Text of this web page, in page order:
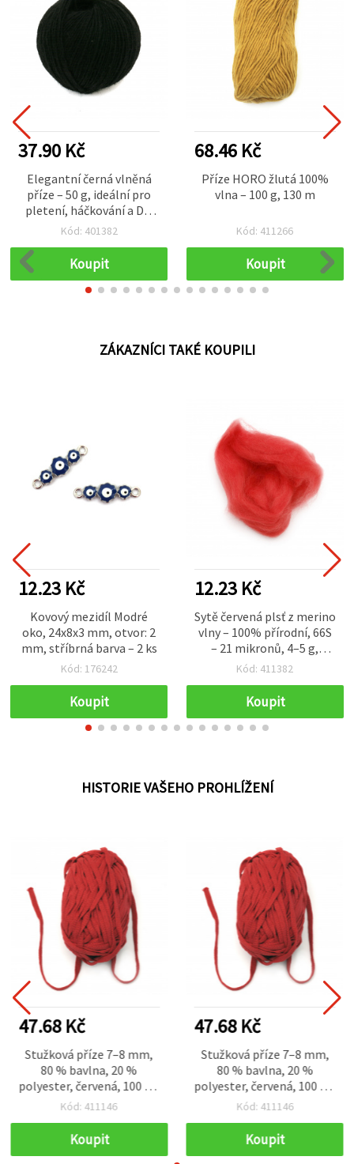
37.90 Kč
Elegantní černá vlněná
příze – 50 g, ideální pro
pletení, háčkování a DIY
projekty
Kód: 401382
Koupit
68.46 Kč
Příze HORO žlutá 100%
vlna – 100 g, 130 m
Kód: 411266
Koupit
ZÁKAZNÍCI TAKÉ KOUPILI
12.23 Kč
Kovový mezidíl Modré
oko, 24x8x3 mm, otvor: 2
mm, stříbrná barva – 2 ks
Kód: 176242
Koupit
12.23 Kč
Sytě červená plsť z merino
vlny – 100% přírodní, 66S
– 21 mikronů, 4–5 g,
ideální na klobouky,
Kód: 411382
Koupit
HISTORIE VAŠEHO PROHLÍŽENÍ
47.68 Kč
Stužková příze 7–8 mm,
80 % bavlna, 20 %
polyester, červená, 100 g –
50 m
Kód: 411146
Koupit
47.68 Kč
Stužková příze 7–8 mm,
80 % bavlna, 20 %
polyester, červená, 100 g –
50 m
Kód: 411146
Koupit